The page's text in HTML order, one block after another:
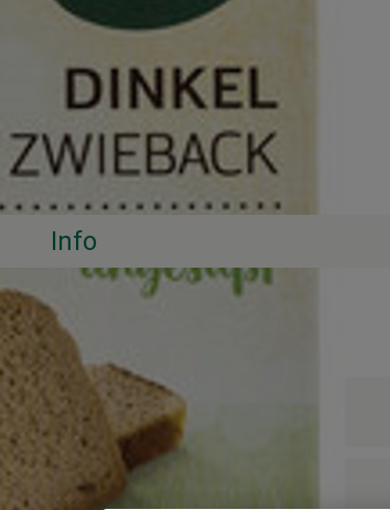
Info